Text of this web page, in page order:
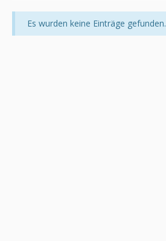
Es wurden keine Einträge gefunden.